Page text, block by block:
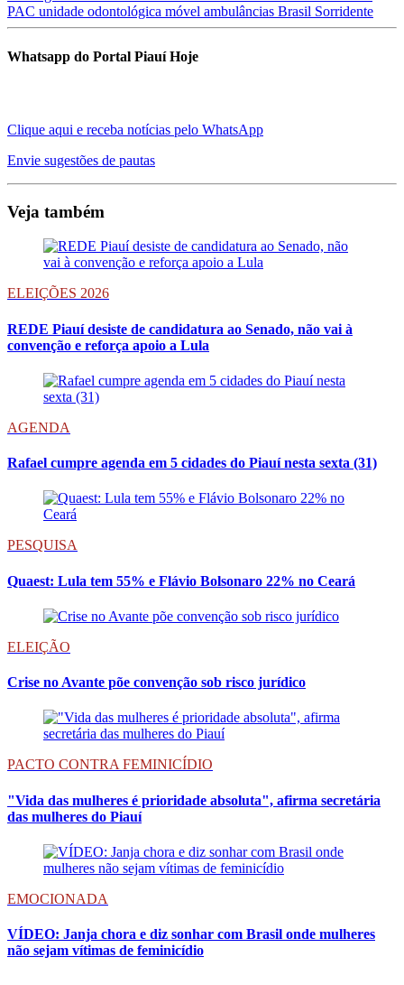
PAC unidade odontológica móvel ambulâncias Brasil Sorridente
Whatsapp do Portal Piauí Hoje
Clique aqui e receba notícias pelo WhatsApp
Envie sugestões de pautas
Veja também
ELEIÇÕES 2026
REDE Piauí desiste de candidatura ao Senado, não vai à
convenção e reforça apoio a Lula
AGENDA
Rafael cumpre agenda em 5 cidades do Piauí nesta sexta (31)
PESQUISA
Quaest: Lula tem 55% e Flávio Bolsonaro 22% no Ceará
ELEIÇÃO
Crise no Avante põe convenção sob risco jurídico
PACTO CONTRA FEMINICÍDIO
"Vida das mulheres é prioridade absoluta", afirma secretária
das mulheres do Piauí
EMOCIONADA
VÍDEO: Janja chora e diz sonhar com Brasil onde mulheres
não sejam vítimas de feminicídio